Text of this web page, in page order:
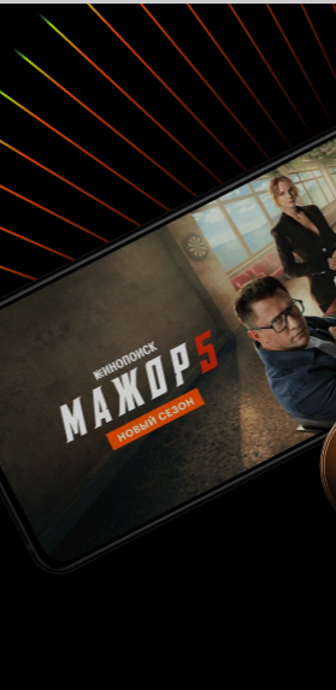
подростки пытаются убить или
сверстников - я посмотрю тюремную
спасибо. И вот уже вместо загадок и
историй у костра меня начинает
идиотизм и гнусность
которую вписаны герои. С появлением злодея,
надо отметить, фильм становится
адекватным - зло догоняет, жертвы
жанр берёт своё. Также зрителя
сюжетный поворот, который мы можем
приветствовать в контексте задумки. Но, к
сожалению, экшен происходит
концу, в то время как почти весь
испорчен ляпами и идиотизмом
Более того, развязка не только не
реабилитирует происходящее до неё,
ставит вопрос о разумности вообще
концепции. Я бы сравнила свои ощущения от
просмотра с ситуацией, где тебя
кислым молоком, потом попытались
объяснить, что туда было подмешано
лекарство, но ты так и не понял,
было кислое молоко, ведь есть таблетки)
итогу фильм произвёл впечатление
небрежности и придурковатости. Я не
'оправданий' затянутым кадрам,